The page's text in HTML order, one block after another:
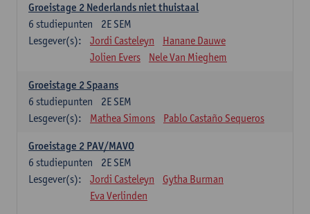
Groeistage 2 Nederlands niet thuistaal
2E SEM
6 studiepunten
Lesgever(s):
Jordi Casteleyn
Hanane Dauwe
Jolien Evers
Nele Van Mieghem
Groeistage 2 Spaans
2E SEM
6 studiepunten
Lesgever(s):
Mathea Simons Pablo Castaño Sequeros
Groeistage 2 PAV/MAVO
2E SEM
6 studiepunten
Lesgever(s):
Jordi Casteleyn
Gytha Burman
Eva Verlinden